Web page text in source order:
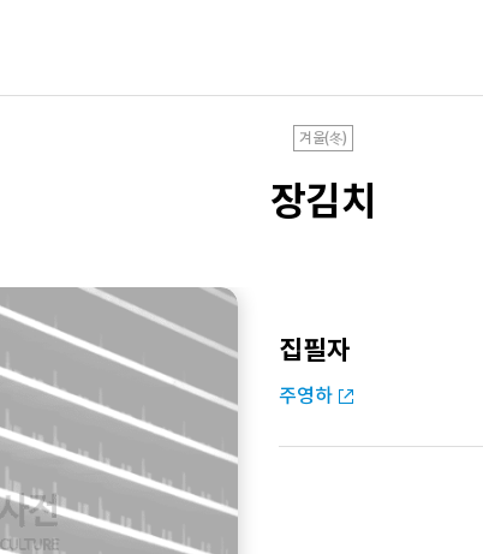
겨울(冬)
장김치
집필자
주영하